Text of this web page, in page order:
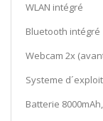
WLAN intégré
Bluetooth intégré
Webcam 2x
Systeme
Batterie